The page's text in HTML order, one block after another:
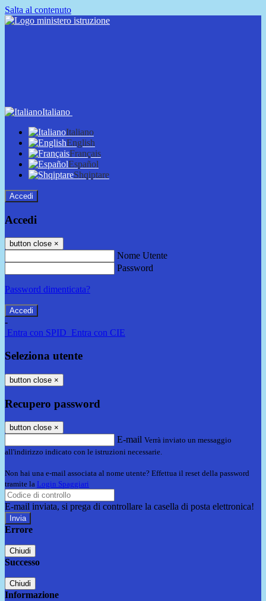
Salta al contenuto
Italiano
Italiano
English
Français
Español
Shqiptare
Accedi
Accedi
button close ×
Nome Utente
Password
Password dimenticata?
-
Entra con SPID Entra con CIE
Seleziona utente
button close ×
Recupero password
button close ×
E-mail Verrà inviato un messaggio
all'indirizzo indicato con le istruzioni necessarie.
Non hai una e-mail associata al nome utente? Effettua il reset della password
tramite la Login Spaggiari
E-mail inviata, si prega di controllare la casella di posta elettronica!
Errore
Chiudi
Successo
Chiudi
Informazione